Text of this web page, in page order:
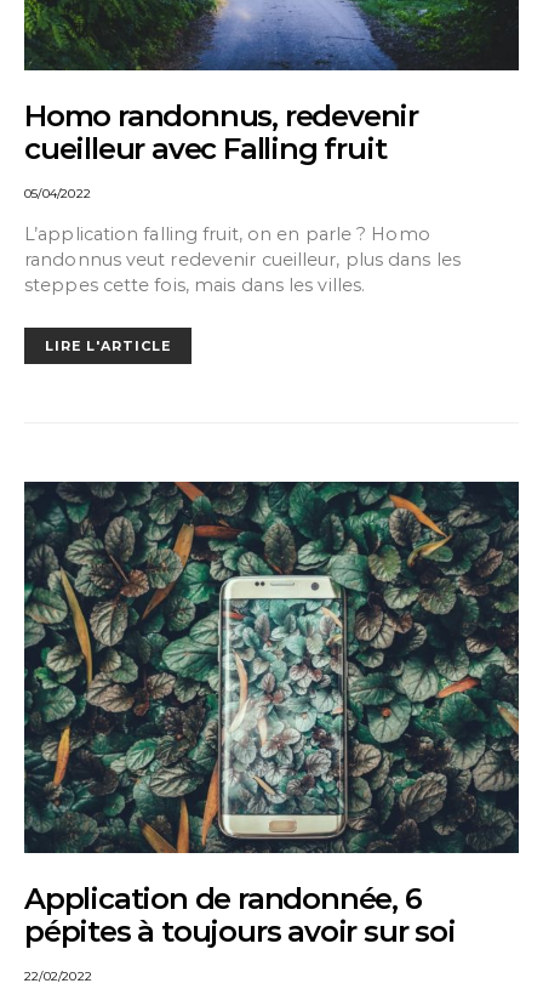
Homo randonnus, redevenir
cueilleur avec Falling fruit
05/04/2022
L’application falling fruit, on en parle ? Homo
randonnus veut redevenir cueilleur, plus dans les
steppes cette fois, mais dans les villes.
LIRE L'ARTICLE
Application de randonnée, 6
pépites à toujours avoir sur soi
22/02/2022